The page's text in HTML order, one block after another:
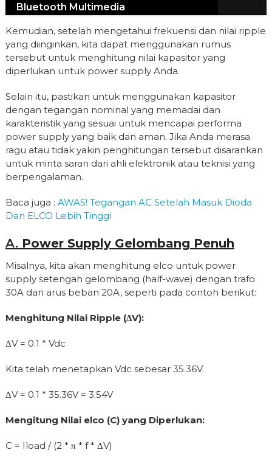
Bluetooth Multimedia
Kemudian, setelah mengetahui frekuensi dan nilai ripple
yang diinginkan, kita dapat menggunakan rumus
tersebut untuk menghitung nilai kapasitor yang
diperlukan untuk power supply Anda.
Selain itu, pastikan untuk menggunakan kapasitor
dengan tegangan nominal yang memadai dan
karakteristik yang sesuai untuk mencapai performa
power supply yang baik dan aman. Jika Anda merasa
ragu atau tidak yakin penghitungan tersebut disarankan
untuk minta saran dari ahli elektronik atau teknisi yang
berpengalaman.
Baca juga : AWAS! Tegangan AC Setelah Masuk Dioda
Dan ELCO Lebih Tinggi
A. Power Supply Gelombang Penuh
Misalnya, kita akan menghitung elco untuk power
supply setengah gelombang (half-wave) dengan trafo
30A dan arus beban 20A, seperti pada contoh berikut:
Menghitung Nilai Ripple (ΔV):
ΔV = 0.1 * Vdc
Kita telah menetapkan Vdc sebesar 35.36V.
ΔV = 0.1 * 35.36V = 3.54V
Mengitung Nilai elco (C) yang Diperlukan:
C = Iload / (2 * π * f * ΔV)